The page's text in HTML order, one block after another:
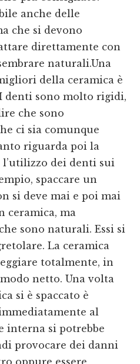
anche delle
che si devono
direttamente con
naturali.Una
della ceramica è
denti sono molto rigidi,
che sono
ci sia comunque
riguarda poi la
l’utilizzo dei denti sui
spaccare un
si deve mai e poi mai
ceramica, ma
sono naturali. Essi si
La ceramica
totalmente, in
netto. Una volta
si è spaccato è
al
interna si potrebbe
provocare dei danni